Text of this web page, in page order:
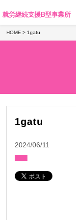
就労継続支援B型事業所
HOME > 1gatu
1gatu
2024/06/11